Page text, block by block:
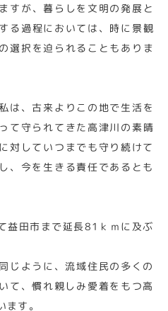
すが、暮らしを文明の発展と
る過程においては、時に景観
選択を迫られることもありま
は、古来よりこの地で生活を
て守られてきた高津川の素晴
対していつまでも守り続けて
、今を生きる責任であるとも
益田市まで延長81ｋｍに及ぶ
じように、流域住民の多くの
て、慣れ親しみ愛着をもつ高
す。